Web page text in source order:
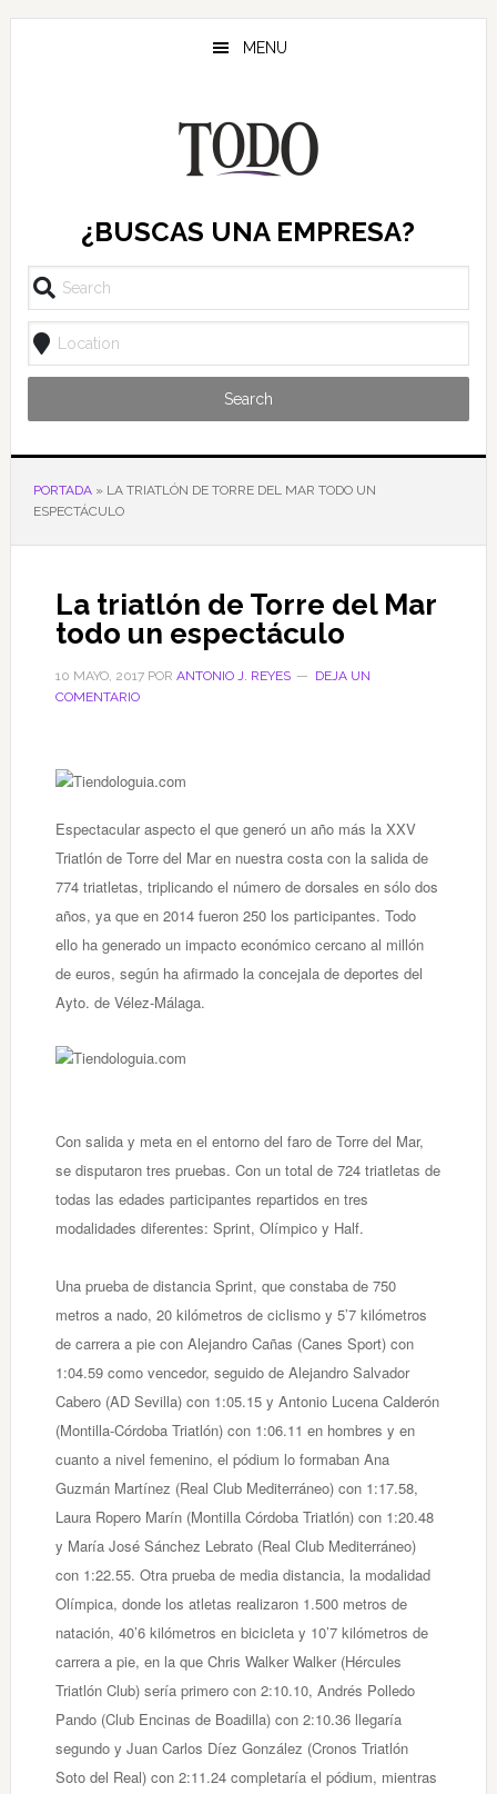
Saltar
Saltar
Saltar
MENU
¿BUSCAS UNA EMPRESA?
Search
PORTADA» LA TRIATLÓN DE TORRE DEL MAR TODO UN
ESPECTÁCULO
La triatlón de Torre del Mar
todo un espectáculo
10 MAYO, 2017POR ANTONIO J. REYES
DEJA UN
COMENTARIO
Espectacular aspecto el que generó un año más la XXV
Triatlón de Torre del Mar en nuestra costa con la salida de
774 triatletas, triplicando el número de dorsales en sólo dos
años, ya que en 2014 fueron 250 los participantes. Todo
ello ha generado un impacto económico cercano al millón
de euros, según ha afirmado la concejala de deportes del
Ayto. de Vélez-Málaga.
Con salida y meta en el entorno del faro de Torre del Mar,
se disputaron tres pruebas. Con un total de 724 triatletas de
todas las edades participantes repartidos en tres
modalidades diferentes: Sprint, Olímpico y Half.
Una prueba de distancia Sprint, que constaba de 750
metros a nado, 20 kilómetros de ciclismo y 5’7 kilómetros
de carrera a pie con Alejandro Cañas (Canes Sport) con
1:04.59 como vencedor, seguido de Alejandro Salvador
Cabero (AD Sevilla) con 1:05.15 y Antonio Lucena Calderón
(Montilla-Córdoba Triatlón) con 1:06.11 en hombres y en
cuanto a nivel femenino, el pódium lo formaban Ana
Guzmán Martínez (Real Club Mediterráneo) con 1:17.58,
Laura Ropero Marín (Montilla Córdoba Triatlón) con 1:20.48
y María José Sánchez Lebrato (Real Club Mediterráneo)
con 1:22.55. Otra prueba de media distancia, la modalidad
Olímpica, donde los atletas realizaron 1.500 metros de
natación, 40’6 kilómetros en bicicleta y 10’7 kilómetros de
carrera a pie, en la que Chris Walker Walker (Hércules
Triatlón Club) sería primero con 2:10.10, Andrés Polledo
Pando (Club Encinas de Boadilla) con 2:10.36 llegaría
segundo y Juan Carlos Díez González (Cronos Triatlón
Soto del Real) con 2:11.24 completaría el pódium, mientras